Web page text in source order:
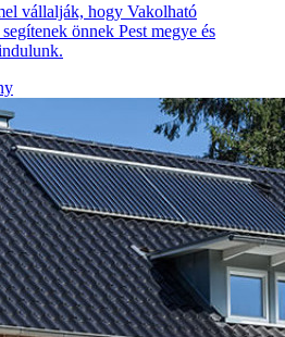
vállalják, hogy Vakolható
önnek Pest megye és